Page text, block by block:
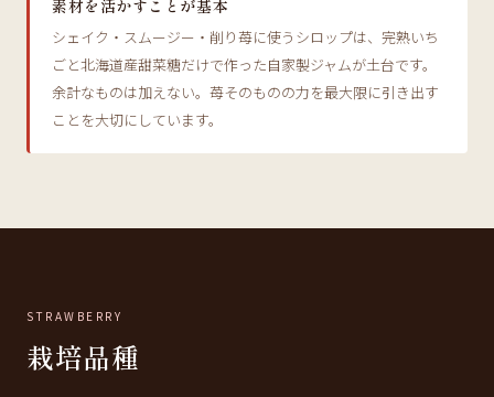
素材を活かすことが基本
シェイク・スムージー・削り苺に使うシロップは、完熟いち
ごと北海道産甜菜糖だけで作った自家製ジャムが土台です。
余計なものは加えない。苺そのものの力を最大限に引き出す
ことを大切にしています。
STRAWBERRY
栽培品種